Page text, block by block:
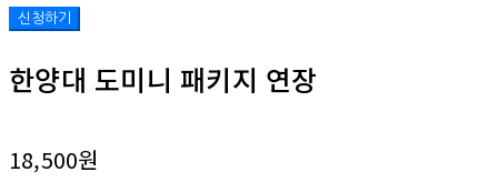
한양대 도미니 패키지 연장
18,500원